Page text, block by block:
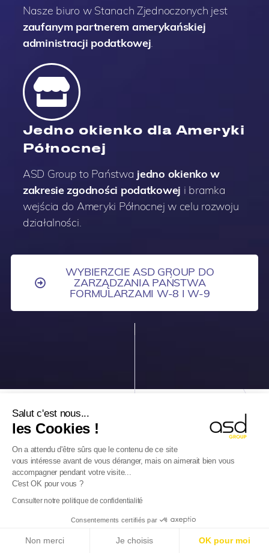
Salut c'est nous...
les Cookies !
On a attendu d'être sûrs que le contenu de ce site
vous intéresse avant de vous déranger, mais on aimerait bien vous
accompagner pendant votre visite...
C'est OK pour vous ?
Consulter notre politique de confidentialité
Consentements certifiés par
Non merci Je choisis OK pour moi
Nasze biuro w Stanach Zjednoczonych jest
zaufanym partnerem amerykańskiej
administracji podatkowej.
Jedno okienko dla Ameryki
Północnej
ASD Group to Państwa jedno okienko w
zakresie zgodności podatkowej i bramka
wejścia do Ameryki Północnej w celu rozwoju
działalności.
WYBIERZCIE ASD GROUP DO
ZARZĄDZANIA PAŃSTWA
FORMULARZAMI W-8 I W-9
WYBIERZCIE NASZE
ROZWIĄZANIA WSPARCIA
PRZY FORMULARZACH W-8 I
W-9
W TYCH KRAJACH JUŻ
TERAZ!
firmy, przygotujcie się!
Dowiedz się więcej